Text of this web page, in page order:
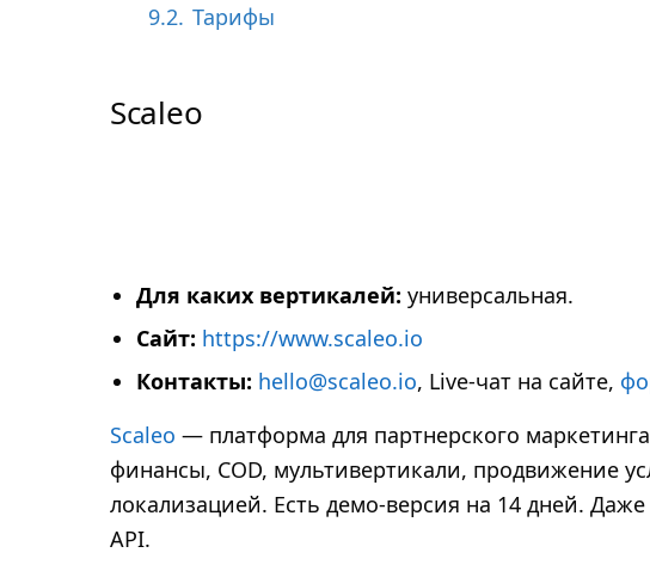
9.2. Тарифы
Scaleo
Для каких вертикалей: универсальная.
Сайт: https://www.scaleo.io
Контакты: hello@scaleo.io, Live-чат на сайте,
Scaleo — платформа для партнерского
финансы, COD, мультивертикали, продвижение
локализацией. Есть демо-версия на 14 дней.
API.